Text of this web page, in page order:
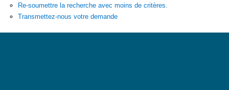
CONTACT
Re-soumettre la recherche avec moins de critères.
Transmettez-nous votre demande